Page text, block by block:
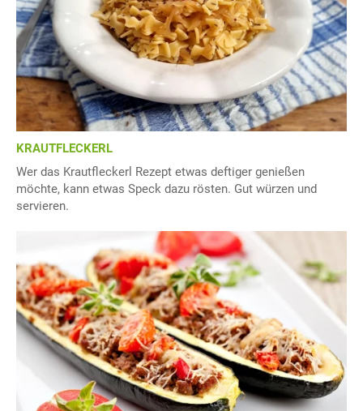
KRAUTFLECKERL
Wer das Krautfleckerl Rezept etwas deftiger genießen
möchte, kann etwas Speck dazu rösten. Gut würzen und
servieren.